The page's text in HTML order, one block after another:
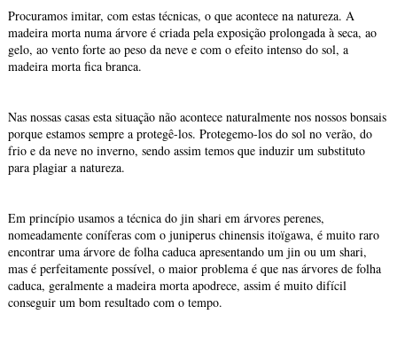
Procuramos imitar, com estas técnicas, o que acontece na natureza. A
madeira morta numa árvore é criada pela exposição prolongada à seca, ao
gelo, ao vento forte ao peso da neve e com o efeito intenso do sol, a
madeira morta fica branca.
Nas nossas casas esta situação não acontece naturalmente nos nossos bonsais
porque estamos sempre a protegê-los. Protegemo-los do sol no verão, do
frio e da neve no inverno, sendo assim temos que induzir um substituto
para plagiar a natureza.
Em princípio usamos a técnica do jin shari em árvores perenes,
nomeadamente coníferas com o juniperus chinensis itoïgawa, é muito raro
encontrar uma árvore de folha caduca apresentando um jin ou um shari,
mas é perfeitamente possível, o maior problema é que nas árvores de folha
caduca, geralmente a madeira morta apodrece, assim é muito difícil
conseguir um bom resultado com o tempo.